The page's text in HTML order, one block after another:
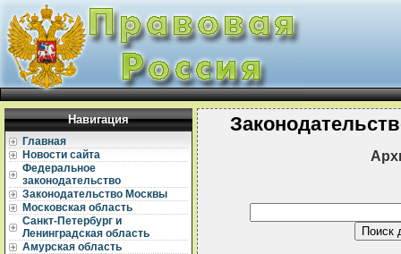
Навигация
Главная
Новости сайта
Федеральное
законодательство
Законодательство Москвы
Московская область
Санкт-Петербург и
Ленинградская область
Амурская область